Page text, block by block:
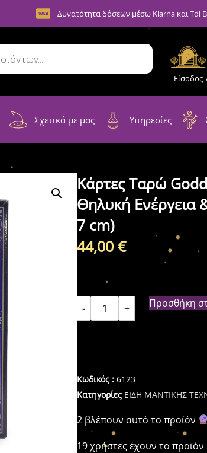
Δυνατότητα δόσεων μέσω Klarna και Tdi
Είσοδος
Σχετικά με μας Υπηρεσίες
Κάρτες Ταρώ
Θηλυκή Ενέργεια
7 cm)
44,00€
- + Προσθήκη
Κωδικός :6123
Κατηγορίες ΕΙΔΗ ΜΑΝΤΙΚΗΣ
2 βλέπουν αυτό το προϊόν
19 χρήστες έχουν το